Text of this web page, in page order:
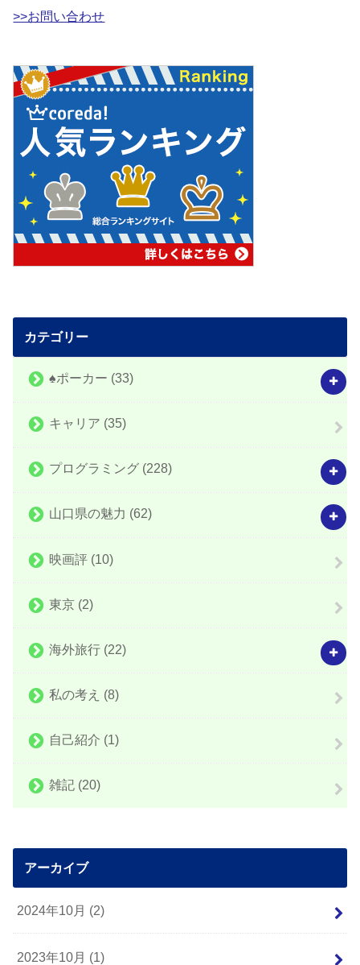
>>お問い合わせ
カテゴリー
♠️ポーカー (33)
キャリア (35)
プログラミング (228)
山口県の魅力 (62)
映画評 (10)
東京 (2)
海外旅行 (22)
私の考え (8)
自己紹介 (1)
雑記 (20)
アーカイブ
2024年10月 (2)
2023年10月 (1)